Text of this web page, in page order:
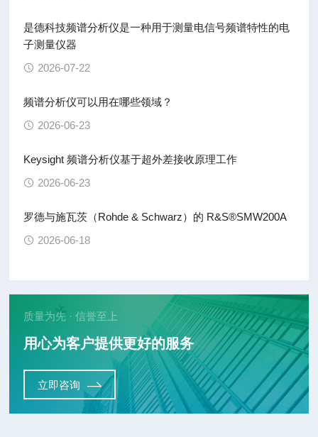
是德科技频谱分析仪是一种用于测量电信号频谱特性的电
子测量仪器
2026-07-22
频谱分析仪可以用在哪些领域？
2026-06-23
Keysight 频谱分析仪基于超外差接收原理工作
2026-06-23
罗德与施瓦茨（Rohde & Schwarz）的 R&S®SMW200A
2026-06-18
质量为先 · 信誉至上
用心为客户提供更好的服务
立即咨询